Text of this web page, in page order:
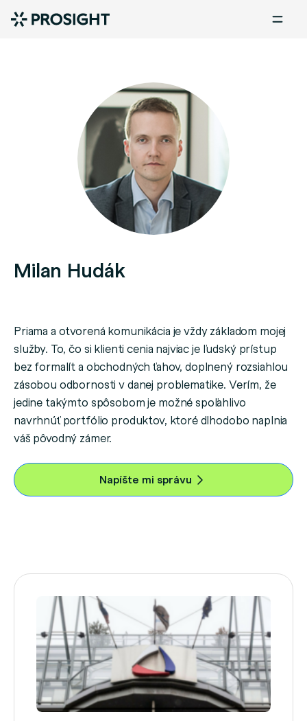
Milan Hudák
Priama a otvorená komunikácia je vždy základom mojej
služby. To, čo si klienti cenia najviac je ľudský prístup
bez formalít a obchodných ťahov, doplnený rozsiahlou
zásobou odbornosti v danej problematike. Verím, že
jedine takýmto spôsobom je možné spoľahlivo
navrhnúť portfólio produktov, ktoré dlhodobo naplnia
váš pôvodný zámer.
Napíšte mi správu